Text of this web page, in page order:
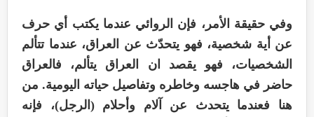
وفي حقيقة الأمر، فإن الروائي عندما يكتب أي حرف
عن أية شخصية، فهو يتحدّث عن العراق، عندما تتألم
الشخصيات، فهو يقصد ان العراق يتألم، فالعراق
حاضر في هاجسه وخاطره وتفاصيل حياته اليومية. من
هنا فعندما يتحدث عن آلام وأحلام (الرجل)، فإنه